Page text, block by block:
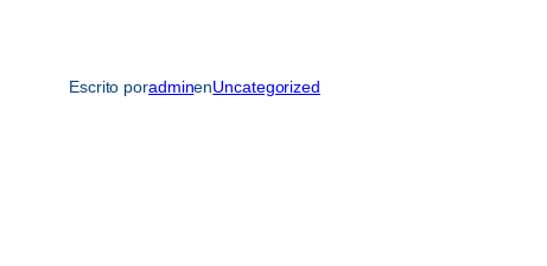
Escrito poradminenUncategorized